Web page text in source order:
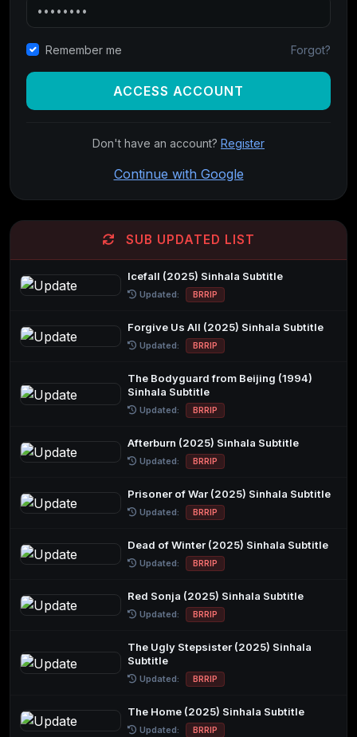
Remember me Forgot?
ACCESS ACCOUNT
Don't have an account? Register
Continue with Google
SUB UPDATED LIST
Icefall (2025) Sinhala Subtitle
Updated: BRRIP
Forgive Us All (2025) Sinhala Subtitle
Updated: BRRIP
The Bodyguard from Beijing (1994)
Sinhala Subtitle
Updated: BRRIP
Afterburn (2025) Sinhala Subtitle
Updated: BRRIP
Prisoner of War (2025) Sinhala Subtitle
Updated: BRRIP
Dead of Winter (2025) Sinhala Subtitle
Updated: BRRIP
Red Sonja (2025) Sinhala Subtitle
Updated: BRRIP
The Ugly Stepsister (2025) Sinhala
Subtitle
Updated: BRRIP
The Home (2025) Sinhala Subtitle
Updated: BRRIP